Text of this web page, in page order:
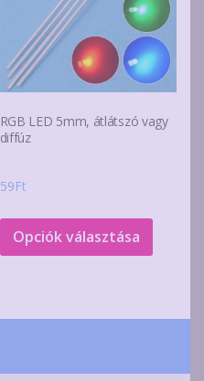
RGB LED 5mm, átlátszó vagy
diffúz
59Ft
Opciók választása
Ennek